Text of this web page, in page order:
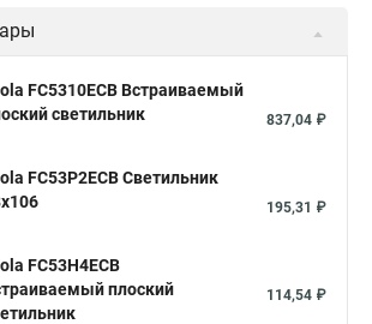
FC5310ECB Встраиваемый
светильник
837,04 ₽
FC53P2ECB Светильник
195,31 ₽
FC53H4ECB
плоский
114,54 ₽